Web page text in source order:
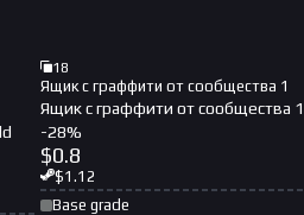
18
Ящик с граффити от сообщества 1
Ящик с граффити от сообщества 1
-28%
$0.8
$1.12
Base grade